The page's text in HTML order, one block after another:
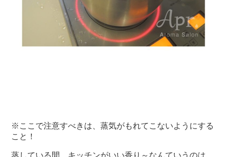
※ここで注意すべきは、蒸気がもれてこないようにする
こと！
蒸している間、キッチンがいい香り～なんていうのは、